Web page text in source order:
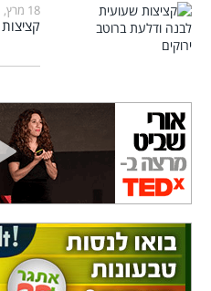
18 מרץ, 2021